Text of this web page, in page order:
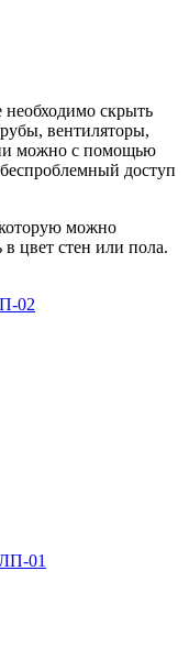
необходимо скрыть
вентиляторы,
можно с помощью
доступ
можно
в цвет стен или пола.
02
01